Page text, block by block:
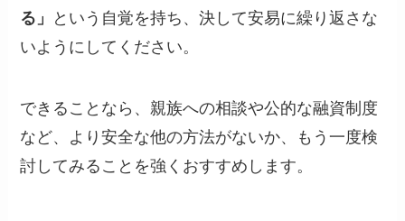
る」
という自覚を持ち、決して安易に繰り返さな
いようにしてください。
できることなら、親族への相談や公的な融資制度
など、より安全な他の方法がないか、もう一度検
討してみることを強くおすすめします。